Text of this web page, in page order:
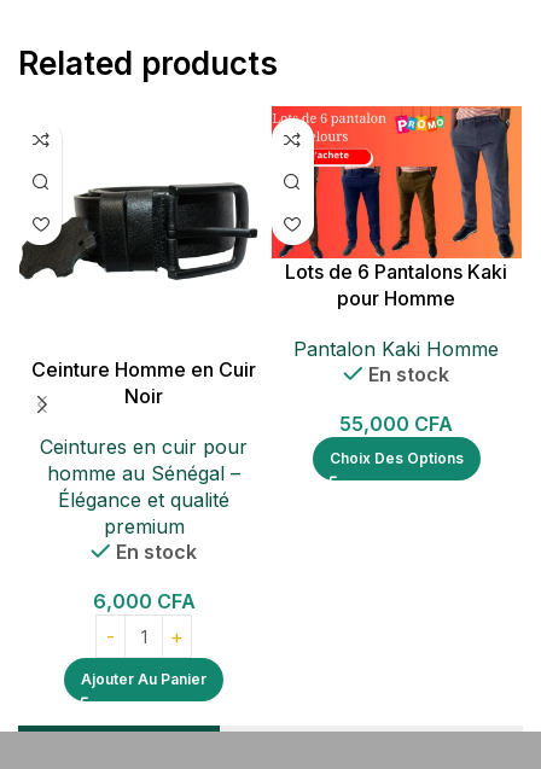
Related products
Ceinture Homme en Cuir
Noir
Ceintures en cuir pour
homme au Sénégal –
Élégance et qualité
premium
En stock
6,000 CFA
Ajouter Au Panier
Lots de 6 Pantalons Kaki
pour Homme
Pantalon Kaki Homme
En stock
55,000 CFA
Choix Des Options